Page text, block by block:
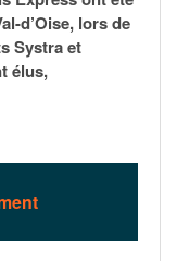
CCI livre 23 pistes pour
parisienne
Exclusif – Apex, ABF,
feuille de route pour
juillet 2026
À Paris, les cadres de la
redessinent le marché
d’Oise, lors de
Systra et
élus,